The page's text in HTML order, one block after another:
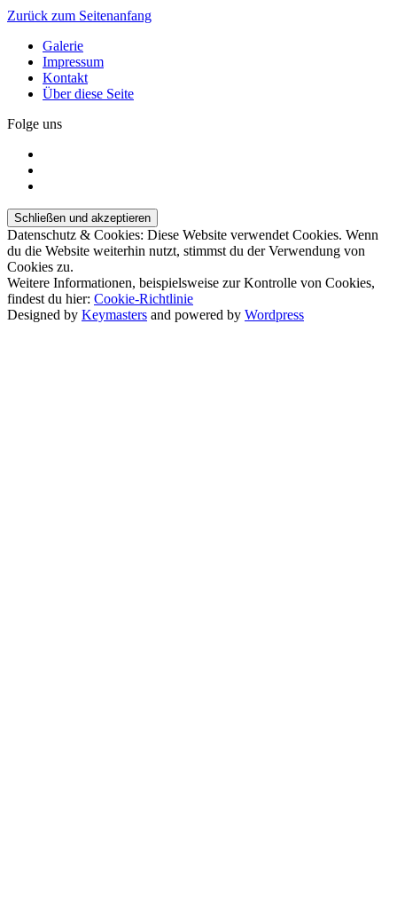
Zurück zum Seitenanfang
Galerie
Impressum
Kontakt
Über diese Seite
Folge uns
Datenschutz & Cookies: Diese Website verwendet Cookies. Wenn
du die Website weiterhin nutzt, stimmst du der Verwendung von
Cookies zu.
Weitere Informationen, beispielsweise zur Kontrolle von Cookies,
findest du hier: Cookie-Richtlinie
Designed by Keymasters and powered by Wordpress